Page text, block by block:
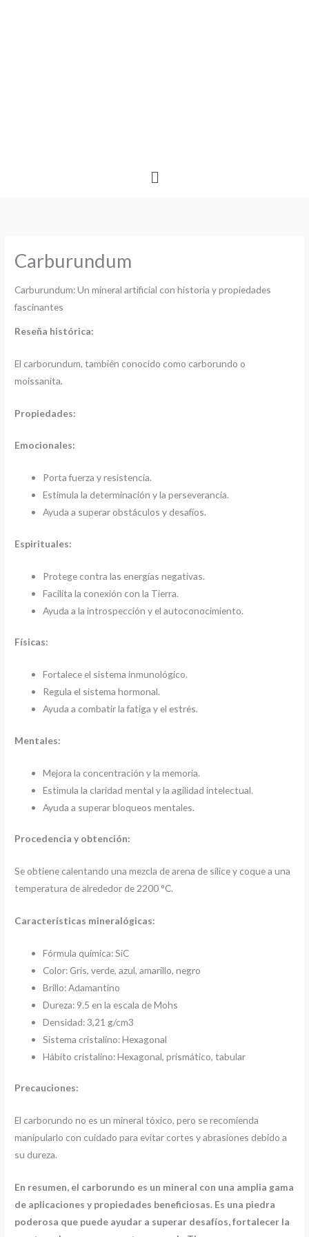
Menú
Carburundum
Carburundum: Un mineral artificial con historia y propiedades
fascinantes
Reseña histórica:
El carborundum, también conocido como carborundo o
moissanita.
Propiedades:
Emocionales:
Porta fuerza y ​​resistencia.
Estimula la determinación y la perseverancia.
Ayuda a superar obstáculos y desafíos.
Espirituales:
Protege contra las energías negativas.
Facilita la conexión con la Tierra.
Ayuda a la introspección y el autoconocimiento.
Físicas:
Fortalece el sistema inmunológico.
Regula el sistema hormonal.
Ayuda a combatir la fatiga y el estrés.
Mentales:
Mejora la concentración y la memoria.
Estimula la claridad mental y la agilidad intelectual.
Ayuda a superar bloqueos mentales.
Procedencia y obtención:
Se obtiene calentando una mezcla de arena de sílice y coque a una
temperatura de alrededor de 2200 °C.
Características mineralógicas:
Fórmula química: SiC
Color: Gris, verde, azul, amarillo, negro
Brillo: Adamantino
Dureza: 9.5 en la escala de Mohs
Densidad: 3,21 g/cm3
Sistema cristalino: Hexagonal
Hábito cristalino: Hexagonal, prismático, tabular
Precauciones:
El carborundo no es un mineral tóxico, pero se recomienda
manipularlo con cuidado para evitar cortes y abrasiones debido a
su dureza.
En resumen, el carborundo es un mineral con una amplia gama
de aplicaciones y propiedades beneficiosas. Es una piedra
poderosa que puede ayudar a superar desafíos, fortalecer la